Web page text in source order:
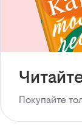
Покупайте